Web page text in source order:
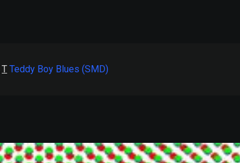
T Teddy Boy Blues (SMD)